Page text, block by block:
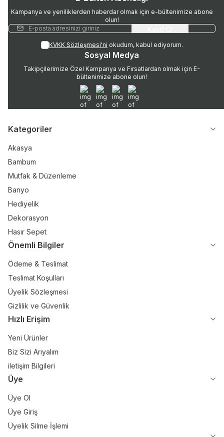
Kampanya ve yeniliklerden haberdar olmak için e-bültenimize abone
olun!
KVKK Sözleşmesi'ni okudum, kabul ediyorum.
Sosyal Medya
Takipçilerimize Özel Kampanya ve Fırsatlardan olmak için E-
bültenimize abone olun!
WhatsApp
InstagramTwitterFacebook
Kategoriler
Akasya
Bambum
Mutfak & Düzenleme
Banyo
Hediyelik
Dekorasyon
Hasır Sepet
Önemli Bilgiler
Ödeme & Teslimat
Teslimat Koşulları
Üyelik Sözleşmesi
Gizlilik ve Güvenlik
Hızlı Erişim
Yeni Ürünler
Biz Sizi Arıyalım
iletişim Bilgileri
Üye
Üye Ol
Üye Giriş
Üyelik Silme İşlemi